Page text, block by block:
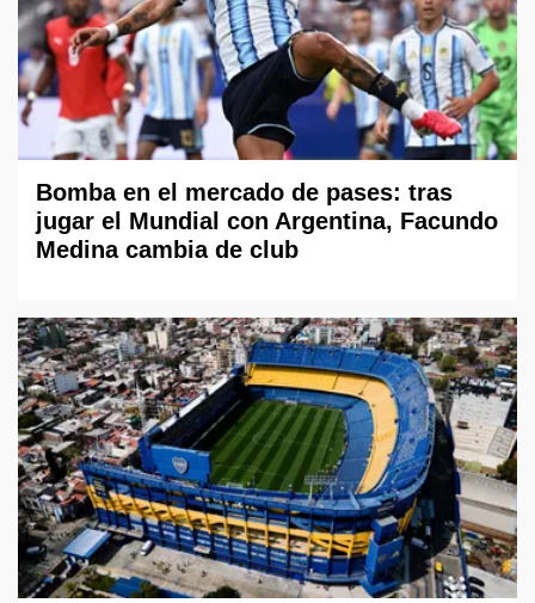
Bomba en el mercado de pases: tras
jugar el Mundial con Argentina, Facundo
Medina cambia de club